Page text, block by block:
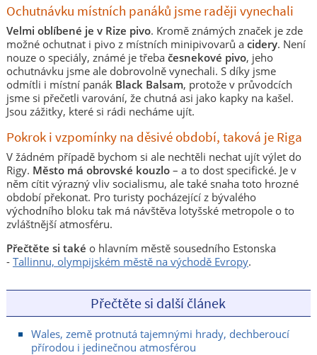
Ochutnávku místních panáků jsme raději vynechali
Velmi oblíbené je v Rize pivo. Kromě známých značek je zde
možné ochutnat i pivo z místních minipivovarů a cidery. Není
nouze o speciály, známé je třeba česnekové pivo, jeho
ochutnávku jsme ale dobrovolně vynechali. S díky jsme
odmítli i místní panák Black Balsam, protože v průvodcích
jsme si přečetli varování, že chutná asi jako kapky na kašel.
Jsou zážitky, které si rádi necháme ujít.
Pokrok i vzpomínky na děsivé období, taková je Riga
V žádném případě bychom si ale nechtěli nechat ujít výlet do
Rigy. Město má obrovské kouzlo– a to dost specifické. Je v
něm cítit výrazný vliv socialismu, ale také snaha toto hrozné
období překonat. Pro turisty pocházející z bývalého
východního bloku tak má návštěva lotyšské metropole o to
zvláštnější atmosféru.
Přečtěte si také o hlavním městě sousedního Estonska
- Tallinnu, olympijském městě na východě Evropy.
Přečtěte si další článek
Wales, země protnutá tajemnými hrady, dechberoucí
přírodou i jedinečnou atmosférou